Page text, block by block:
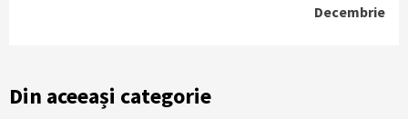
Decembrie
Din aceeași categorie